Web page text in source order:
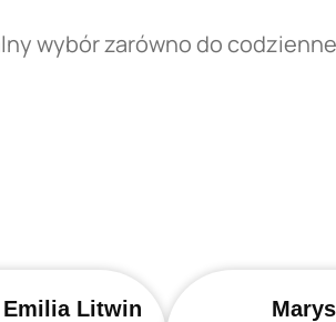
wybór zarówno do
Emilia Litwin